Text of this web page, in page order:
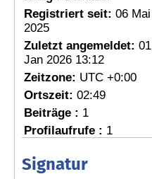
Registriert seit: 06 Mai
2025
Zuletzt angemeldet: 01
Jan 2026 13:12
Zeitzone: UTC +0:00
Ortszeit: 02:49
Beiträge : 1
Profilaufrufe : 1
Signatur